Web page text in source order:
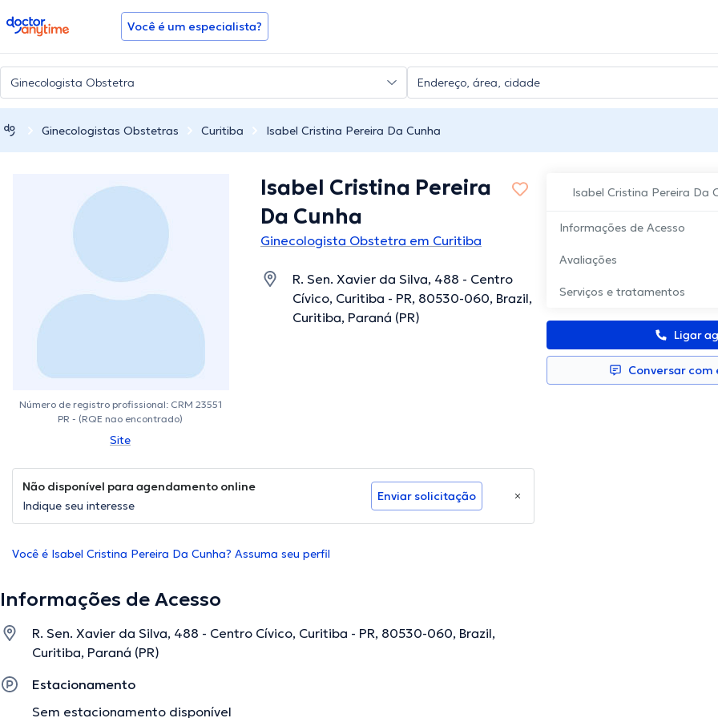
doctoranytime Você é um especialista?
Ginecologistas Obstetras Curitiba Isabel Cristina Pereira Da Cunha
Isabel Cristina Pereira Da
Informações de Acesso
Avaliações
Serviços e tratamentos
Ligar
Conversar com
Número de registro profissional: CRM 23551
PR - (RQE nao encontrado)
Site
Isabel Cristina Pereira
Da Cunha
Ginecologista Obstetra em Curitiba
R. Sen. Xavier da Silva, 488 - Centro
Cívico, Curitiba - PR, 80530-060, Brazil,
Curitiba, Paraná (PR)
Não disponível para agendamento online
Indique seu interesse
Enviar solicitação
Você é Isabel Cristina Pereira Da Cunha? Assuma seu perfil
Informações de Acesso
R. Sen. Xavier da Silva, 488 - Centro Cívico, Curitiba - PR, 80530-060, Brazil,
Curitiba, Paraná (PR)
Estacionamento
Sem estacionamento disponível